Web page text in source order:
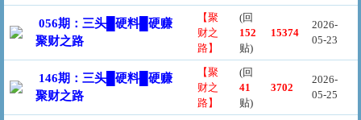
056期：三头█硬料█硬赚
聚财之路
【聚
财之
路】
(回
152
贴)
15374
2026-
05-23
146期：三头█硬料█硬赚
聚财之路
【聚
财之
路】
(回
41
贴)
3702
2026-
05-25